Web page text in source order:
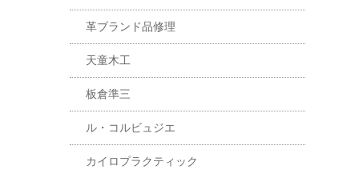
革ブランド品修理
天童木工
板倉準三
ル・コルビュジエ
カイロプラクティック